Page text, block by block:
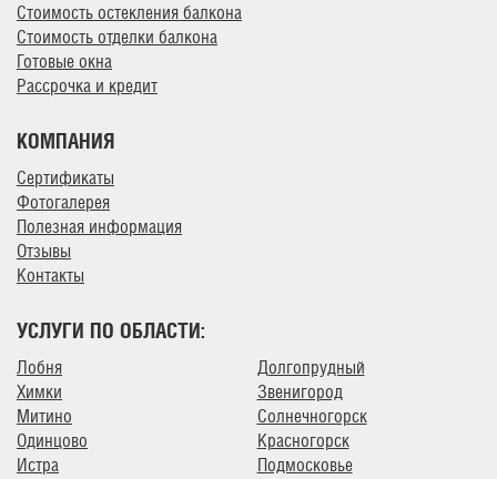
Стоимость остекления балкона
Стоимость отделки балкона
Готовые окна
Рассрочка и кредит
КОМПАНИЯ
Сертификаты
Фотогалерея
Полезная информация
Отзывы
Контакты
УСЛУГИ ПО ОБЛАСТИ:
Лобня
Химки
Митино
Одинцово
Истра
Долгопрудный
Звенигород
Солнечногорск
Красногорск
Подмосковье